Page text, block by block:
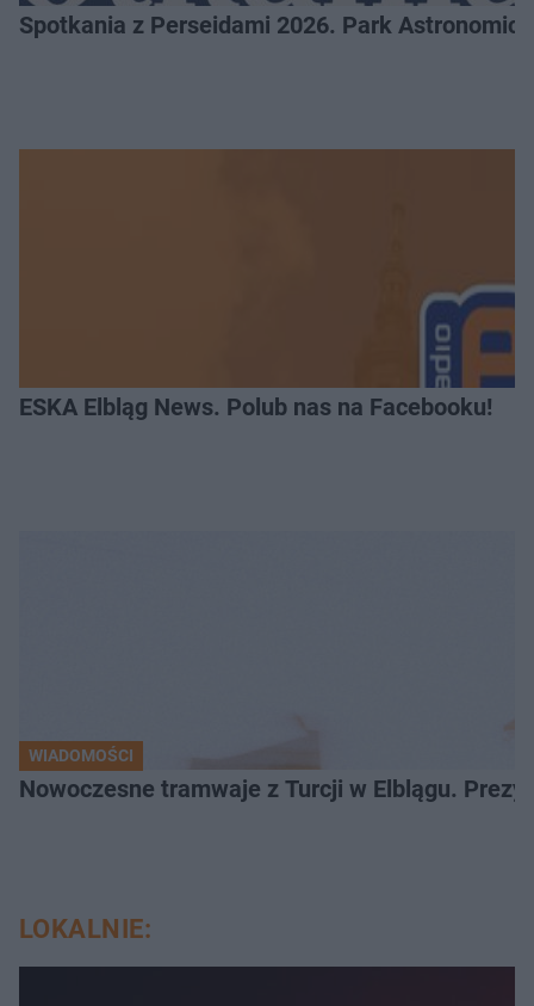
Spotkania z Perseidami 2026. Park
ESKA Elbląg News. Polub nas na Facebooku!
WIADOMOŚCI
Nowoczesne tramwaje z Turcji w Elblągu.
LOKALNIE: